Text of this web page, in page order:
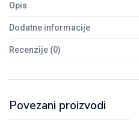
Opis
Dodatne informacije
Recenzije (0)
Povezani proizvodi